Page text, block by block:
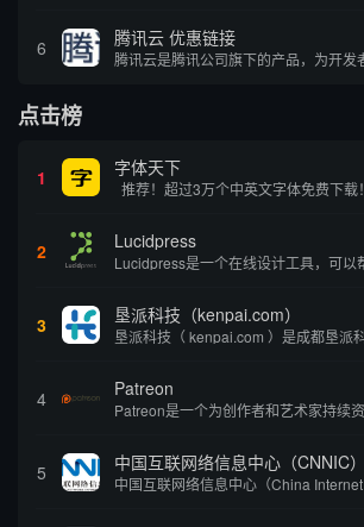
6 腾讯云 优惠链接
点击榜
1 字体天下
推荐！超过3万个中英文字体免费下载！
2 Lucidpress
3 垦派科技（kenpai.com）
4 Patreon
5 中国互联网络信息中心（CNNIC）